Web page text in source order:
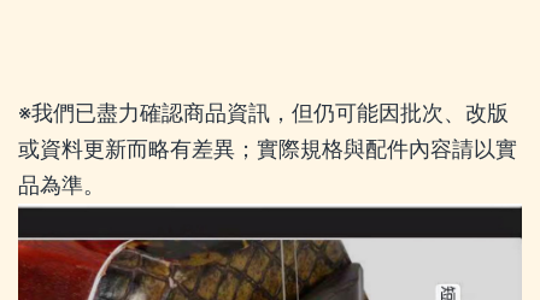
※我們已盡力確認商品資訊，但仍可能因批次、改版
或資料更新而略有差異；實際規格與配件內容請以實
品為準。